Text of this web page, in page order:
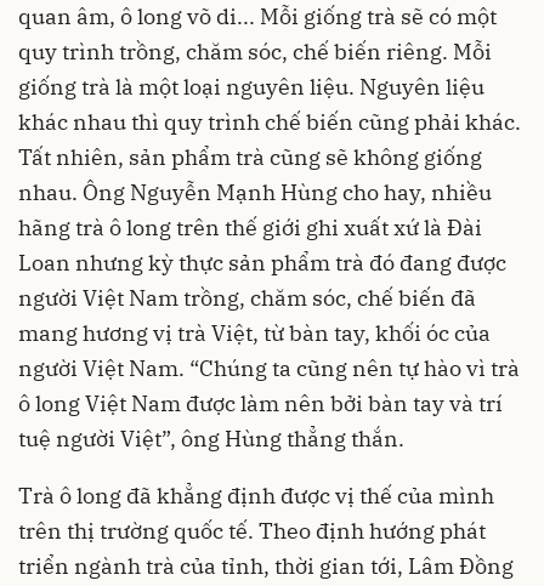
quan âm, ô long võ di... Mỗi giống trà sẽ có một
quy trình trồng, chăm sóc, chế biến riêng. Mỗi
giống trà là một loại nguyên liệu. Nguyên liệu
khác nhau thì quy trình chế biến cũng phải khác.
Tất nhiên, sản phẩm trà cũng sẽ không giống
nhau. Ông Nguyễn Mạnh Hùng cho hay, nhiều
hãng trà ô long trên thế giới ghi xuất xứ là Đài
Loan nhưng kỳ thực sản phẩm trà đó đang được
người Việt Nam trồng, chăm sóc, chế biến đã
mang hương vị trà Việt, từ bàn tay, khối óc của
người Việt Nam. “Chúng ta cũng nên tự hào vì trà
ô long Việt Nam được làm nên bởi bàn tay và trí
tuệ người Việt”, ông Hùng thẳng thắn.
Trà ô long đã khẳng định được vị thế của mình
trên thị trường quốc tế. Theo định hướng phát
triển ngành trà của tỉnh, thời gian tới, Lâm Đồng